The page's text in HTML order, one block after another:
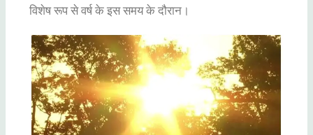
विशेष रूप से वर्ष के इस समय के दौरान।